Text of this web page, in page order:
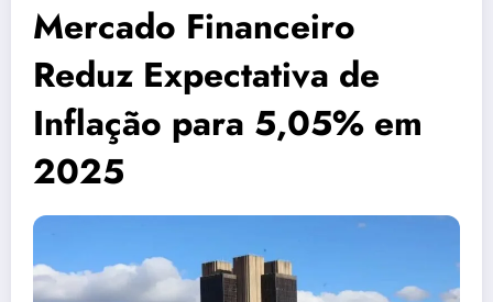
Mercado Financeiro
Reduz Expectativa de
Inflação para 5,05% em
2025